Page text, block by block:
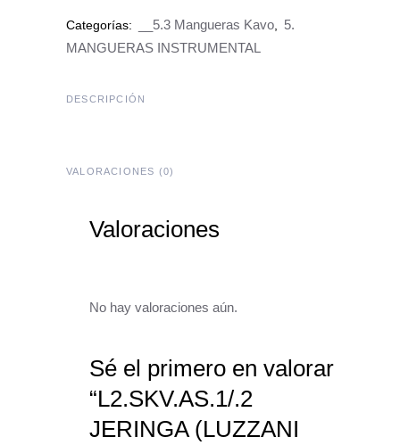
Categorías: __5.3 Mangueras Kavo
5.
MANGUERAS INSTRUMENTAL
DESCRIPCIÓN
VALORACIONES (0)
Valoraciones
No hay valoraciones aún.
Sé el primero en valorar
“L2.SKV.AS.1/.2
JERINGA (LUZZANI